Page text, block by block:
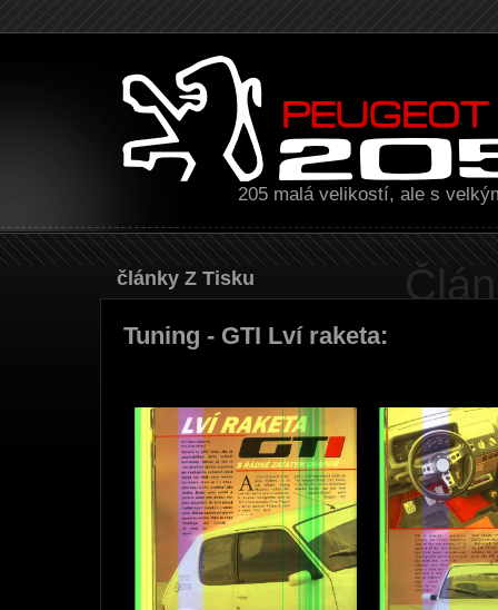
205 malá velikostí, ale s
Články Z Tisku
Tuning - GTI Lví raketa: